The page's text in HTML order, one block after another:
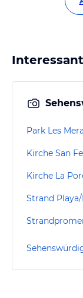
Park Les
Kirche San
Kirche La
Strand